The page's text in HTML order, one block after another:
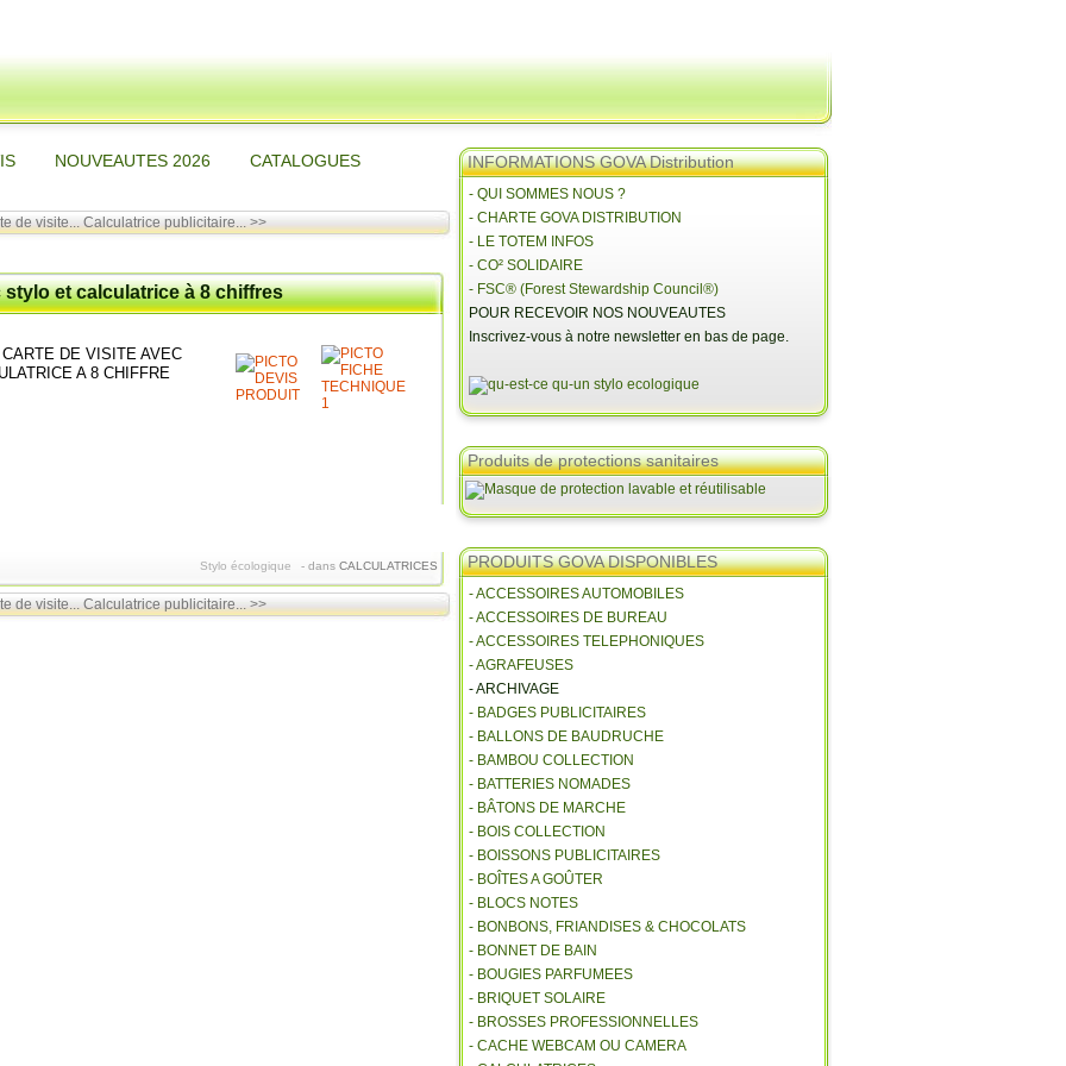
NOUVEAUTES 2026 CATALOGUES
de visite... Calculatrice publicitaire... >>
et calculatrice à 8 chiffres
DE VISITE AVEC
A 8 CHIFFRE
Stylo écologique - dans CALCULATRICES
de visite... Calculatrice publicitaire... >>
INFORMATIONS GOVA Distribution
- QUI SOMMES NOUS ?
- CHARTE GOVA DISTRIBUTION
- LE TOTEM INFOS
- CO² SOLIDAIRE
- FSC® (Forest Stewardship Council®)
POUR RECEVOIR NOS NOUVEAUTES
Inscrivez-vous à notre newsletter en bas de page.
Produits de protections sanitaires
PRODUITS GOVA DISPONIBLES
- ACCESSOIRES AUTOMOBILES
- ACCESSOIRES DE BUREAU
- ACCESSOIRES TELEPHONIQUES
- AGRAFEUSES
- ARCHIVAGE
- BADGES PUBLICITAIRES
- BALLONS DE BAUDRUCHE
- BAMBOU COLLECTION
- BATTERIES NOMADES
- BÂTONS DE MARCHE
- BOIS COLLECTION
- BOISSONS PUBLICITAIRES
- BOÎTES A GOÛTER
- BLOCS NOTES
- BONBONS, FRIANDISES & CHOCOLATS
- BONNET DE BAIN
- BOUGIES PARFUMEES
- BRIQUET SOLAIRE
- BROSSES PROFESSIONNELLES
- CACHE WEBCAM OU CAMERA